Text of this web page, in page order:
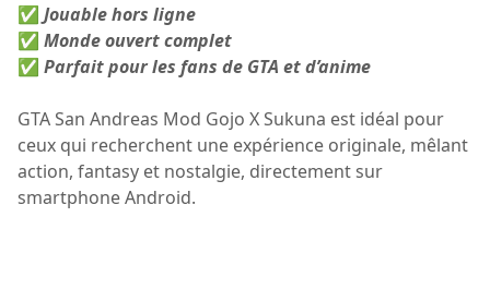
✅ Jouable hors ligne
✅ Monde ouvert complet
✅ Parfait pour les fans de GTA et d’anime
GTA San Andreas Mod Gojo X Sukuna est idéal pour
ceux qui recherchent une expérience originale, mêlant
action, fantasy et nostalgie, directement sur
smartphone Android.